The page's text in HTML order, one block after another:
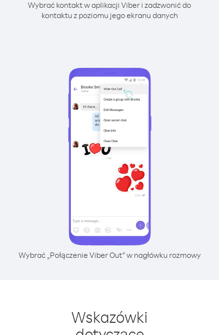
Wybrać kontakt w aplikacji Viber i zadzwonić do
kontaktu z poziomu jego ekranu danych
Wybrać „Połączenie Viber Out” w nagłówku rozmowy
Wskazówki